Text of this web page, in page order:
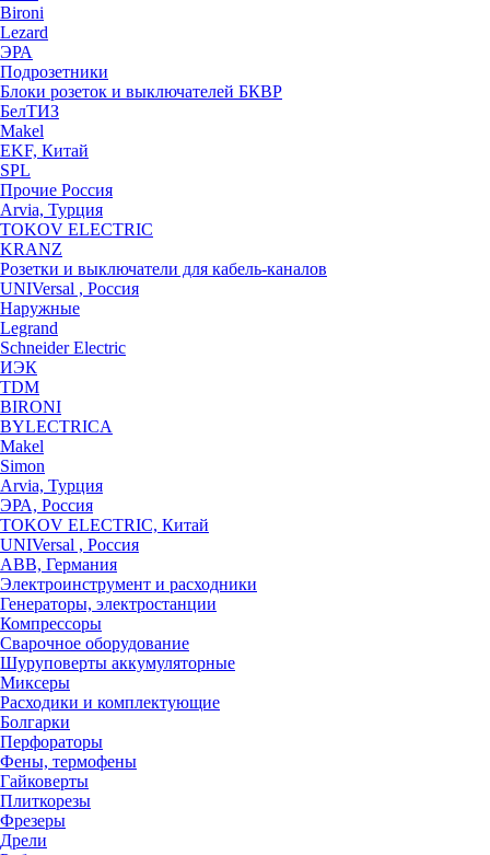
Bironi
Lezard
ЭРА
Подрозетники
Блоки розеток и выключателей БКВР
БелТИЗ
Makel
EKF, Китай
SPL
Прочие Россия
Arvia, Турция
TOKOV ELECTRIC
KRANZ
Розетки и выключатели для кабель-каналов
UNIVersal , Россия
Наружные
Legrand
Schneider Electric
ИЭК
TDM
BIRONI
BYLECTRICA
Makel
Simon
Arvia, Турция
ЭРА, Россия
TOKOV ELECTRIC, Китай
UNIVersal , Россия
ABB, Германия
Электроинструмент и расходники
Генераторы, электростанции
Компрессоры
Сварочное оборудование
Шуруповерты аккумуляторные
Миксеры
Расходики и комплектующие
Болгарки
Перфораторы
Фены, термофены
Гайковерты
Плиткорезы
Фрезеры
Дрели